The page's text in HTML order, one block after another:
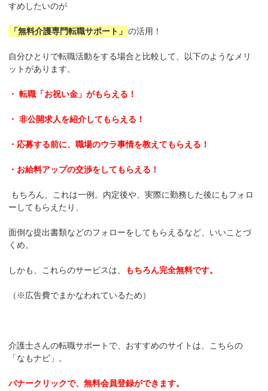
すめしたいのが
「無料介護専門転職サポート」 の活用！
自分ひとりで転職活動をする場合と比較して、以下のようなメリ
ットがあります。
・ 転職「お祝い金」がもらえる！
・ 非公開求人を紹介してもらえる！
・応募する前に、職場のウラ事情を教えてもらえる！
・お給料アップの交渉をしてもらえる！
もちろん、これは一例。内定後や、実際に勤務した後にもフォロ
ーしてもらえたり、
面倒な提出書類などのフォローをしてもらえるなど、いいことづ
くめ。
しかも、これらのサービスは、 もちろん完全無料です。
（※広告費でまかなわれているため）
介護士さんの転職サポートで、おすすめのサイトは、こちらの
「なもナビ」。
バナークリックで、無料会員登録ができます。